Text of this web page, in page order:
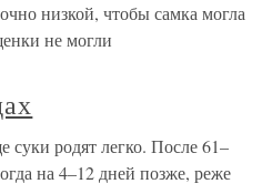
низкой, чтобы самка могла
не могли
родят легко. После 61–
на 4–12 дней позже, реже